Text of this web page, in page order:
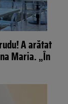
A arătat
Maria. „În